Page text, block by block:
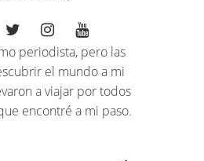
periodista, pero las
el mundo a mi
a viajar por todos
encontré a mi paso.